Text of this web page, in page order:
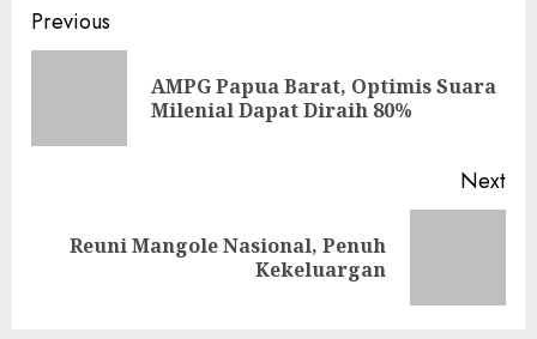
Continue
Reading
Previous
AMPG Papua Barat, Optimis Suara
Milenial Dapat Diraih 80%
Next
NextReuni Mangole Nasional, Penuh
Kekeluargan